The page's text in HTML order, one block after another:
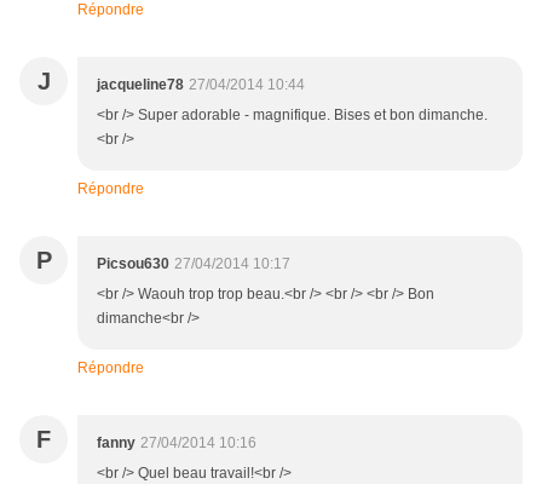
Répondre
J jacqueline78 27/04/2014 10:44
<br /> Super adorable - magnifique. Bises et bon dimanche.
<br />
Répondre
P Picsou630 27/04/2014 10:17
<br /> Waouh trop trop beau.<br /> <br /> <br /> Bon
dimanche<br />
Répondre
F fanny 27/04/2014 10:16
<br /> Quel beau travail!<br />